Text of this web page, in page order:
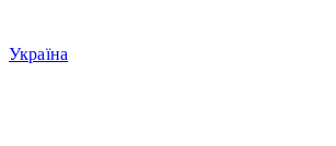
Україна